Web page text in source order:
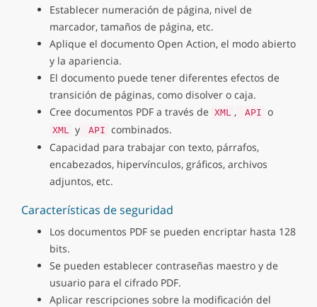
Establecer numeración de página, nivel de
marcador, tamaños de página, etc.
Aplique el documento Open Action, el modo abierto
y la apariencia.
El documento puede tener diferentes efectos de
transición de páginas, como disolver o caja.
Cree documentos PDF a través de XML , API o
XML y API combinados.
Capacidad para trabajar con texto, párrafos,
encabezados, hipervínculos, gráficos, archivos
adjuntos, etc.
Características de seguridad
Los documentos PDF se pueden encriptar hasta 128
bits.
Se pueden establecer contraseñas maestro y de
usuario para el cifrado PDF.
Aplicar rescripciones sobre la modificación del